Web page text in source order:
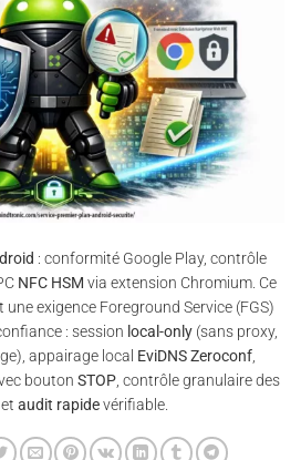
: conformité Google Play, contrôle
NFC HSM via extension Chromium. Ce
exigence Foreground Service (FGS)
: session local-only(sans proxy,
appairage local EviDNS Zeroconf,
bouton STOP , contrôle granulaire des
audit rapidevérifiable.